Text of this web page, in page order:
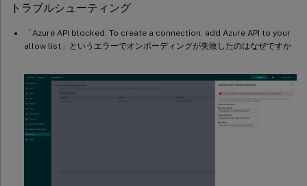
トラブルシューティング
「Azure API blocked. To create a connection, add Azure API to your
allow list」というエラーでオンボーディングが失敗したのはなぜですか